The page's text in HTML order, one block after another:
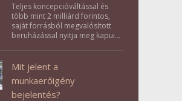
Teljes koncepcióváltással és
több mint 2 milliárd forintos,
saját forrásból megvalósított
beruházással nyitja meg kapuit a
Élménybirtok a mai napon.
Mit jelent a
munkaerőigény
bejelentés?